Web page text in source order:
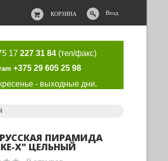
КОРЗИНА Вход
17227 31 84 (тел/факс)
+375 29 605 25 98
- выходные дни.
ПИРАМИДА
X" ЦЕЛЬНЫЙ